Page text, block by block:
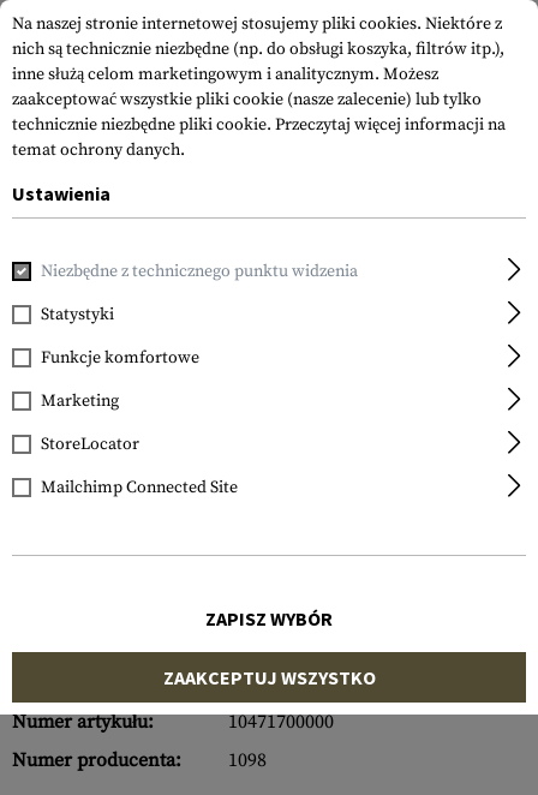
Glock
Magazine for Glock 21
.45 ACP 13rds
Numer artykułu:
10471700000
Numer producenta:
1098
Na naszej stronie internetowej stosujemy pliki cookies. Niektóre z
nich są technicznie niezbędne (np. do obsługi koszyka, filtrów itp.),
inne służą celom marketingowym i analitycznym. Możesz
zaakceptować wszystkie pliki cookie (nasze zalecenie) lub tylko
technicznie niezbędne pliki cookie. Przeczytaj więcej informacji na
temat ochrony danych.
Ustawienia
Niezbędne z technicznego punktu widzenia
Statystyki
Funkcje komfortowe
Marketing
StoreLocator
Mailchimp Connected Site
ZAPISZ WYBÓR
ZAAKCEPTUJ WSZYSTKO